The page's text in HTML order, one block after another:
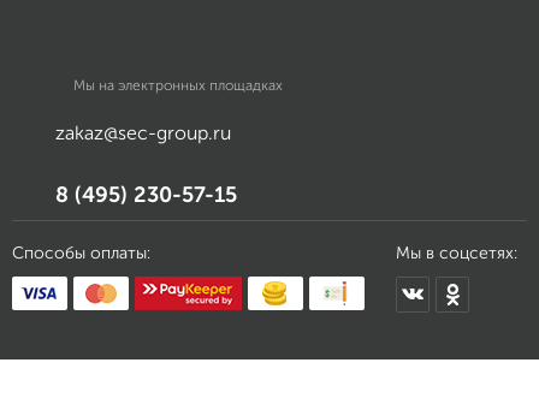
Мы на электронных площадках
zakaz@sec-group.ru
8 (495) 230-57-15
Способы оплаты: Мы в соцсетях: